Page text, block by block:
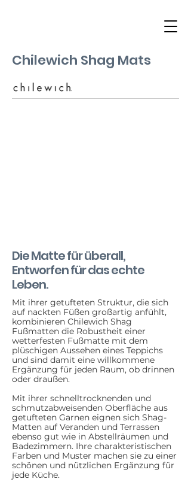
Chilewich Shag Mats
Die Matte für überall,
Entworfen für das echte
Leben.
Mit ihrer getufteten Struktur, die sich
auf nackten Füßen großartig anfühlt,
kombinieren Chilewich Shag
Fußmatten die Robustheit einer
wetterfesten Fußmatte mit dem
plüschigen Aussehen eines Teppichs
und sind damit eine willkommene
Ergänzung für jeden Raum, ob drinnen
oder draußen.
Mit ihrer schnelltrocknenden und
schmutzabweisenden Oberfläche aus
getufteten Garnen eignen sich Shag-
Matten auf Veranden und Terrassen
ebenso gut wie in Abstellräumen und
Badezimmern. Ihre charakteristischen
Farben und Muster machen sie zu einer
schönen und nützlichen Ergänzung für
jede Küche.